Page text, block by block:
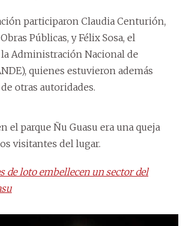
participaron Claudia Centurión,
Públicas, y Félix Sosa, el
Administración Nacional de
quienes estuvieron además
otras autoridades.
el parque Ñu Guasu era una queja
visitantes del lugar.
de loto embellecen un sector del